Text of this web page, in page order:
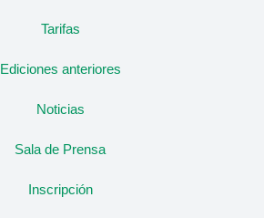
Tarifas
Ediciones anteriores
Noticias
Sala de Prensa
Inscripción